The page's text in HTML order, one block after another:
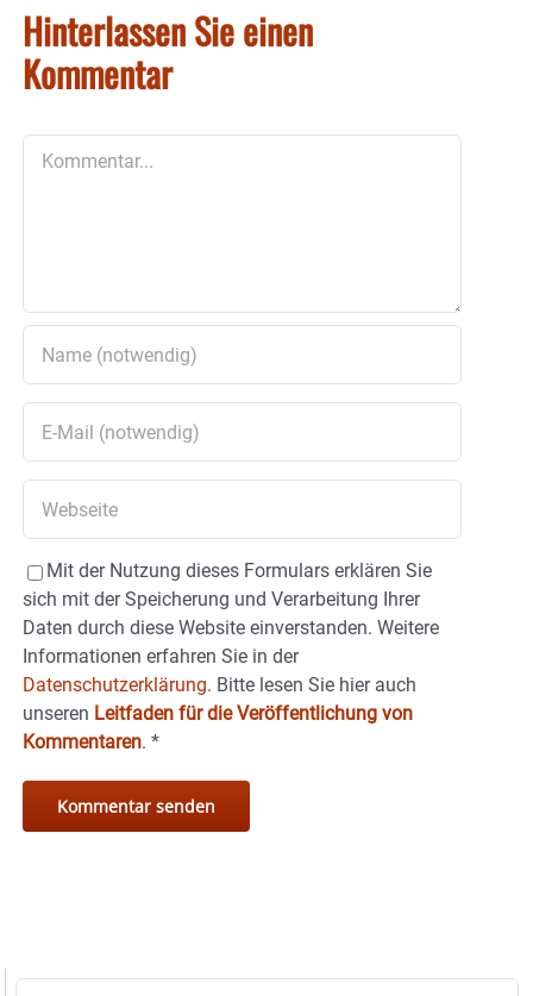
Hinterlassen Sie einen
Kommentar
Mit der Nutzung dieses Formulars erklären Sie
sich mit der Speicherung und Verarbeitung Ihrer
Daten durch diese Website einverstanden. Weitere
Informationen erfahren Sie in der
Datenschutzerklärung. Bitte lesen Sie hier auch
unseren Leitfaden für die Veröffentlichung von
Kommentaren. *